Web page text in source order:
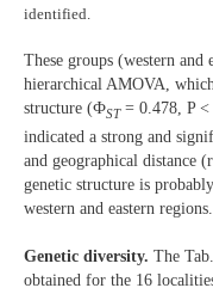
identified.
These groups (western and
hierarchical AMOVA,
structure (ФST= 0.478, P <
indicated a strong and
and geographical distance
genetic structure is
western and eastern regions.
Genetic diversity. The
obtained for the 16